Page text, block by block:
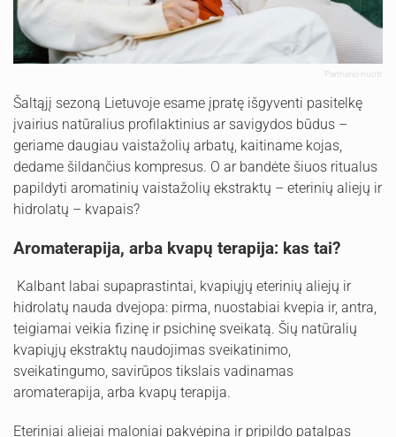
Partnerio nuotr.
Šaltąjį sezoną Lietuvoje esame įpratę išgyventi pasitelkę
įvairius natūralius profilaktinius ar savigydos būdus –
geriame daugiau vaistažolių arbatų, kaitiname kojas,
dedame šildančius kompresus. O ar bandėte šiuos ritualus
papildyti aromatinių vaistažolių ekstraktų – eterinių aliejų ir
hidrolatų – kvapais?
Aromaterapija, arba kvapų terapija: kas tai?
Kalbant labai supaprastintai, kvapiųjų eterinių aliejų ir
hidrolatų nauda dvejopa: pirma, nuostabiai kvepia ir, antra,
teigiamai veikia fizinę ir psichinę sveikatą. Šių natūralių
kvapiųjų ekstraktų naudojimas sveikatinimo,
sveikatingumo, savirūpos tikslais vadinamas
aromaterapija, arba kvapų terapija.
Eteriniai aliejai maloniai pakvėpina ir pripildo patalpas